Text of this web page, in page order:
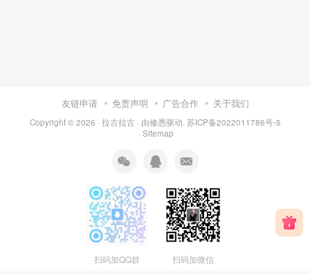
友链申请 免责声明 广告合作 关于我们
Copyright © 2026 · 拉古拉古 · 由修愚驱动. 苏ICP备2022011786号-5
· Sitemap
扫码加QQ群 扫码加微信